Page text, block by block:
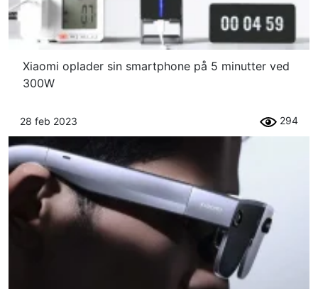
Xiaomi oplader sin smartphone på 5 minutter ved
300W
28 feb 2023 294